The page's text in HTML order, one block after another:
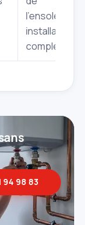
installation
complexe
94 98 83